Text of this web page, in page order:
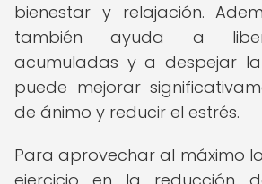
bienestar y relajación.
también ayuda a
acumuladas y a despejar
puede mejorar
de ánimo y reducir el estrés.
Para aprovechar al máximo